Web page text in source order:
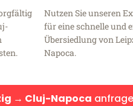
Nutzen Sie unseren
für eine schnelle und
Übersiedlung von
Napoca.
→ Cluj-Napoca